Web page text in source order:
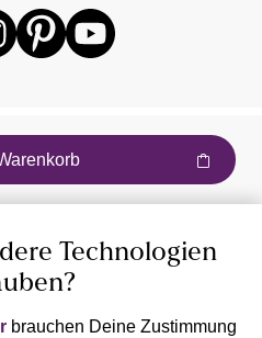
Technologien
brauchen Deine Zustimmung